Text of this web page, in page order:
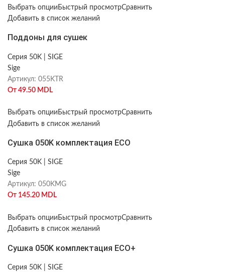
Выбрать опции Быстрый просмотрСравнить
Добавить в список желаний
Поддоны для сушек
Серия 50K | SIGE
Sige
Артикул: 055KTR
От 49.50 MDL
Выбрать опции Быстрый просмотрСравнить
Добавить в список желаний
Сушка 050K комплектация ECO
Серия 50K | SIGE
Sige
Артикул: 050KMG
От 145.20 MDL
Выбрать опции Быстрый просмотрСравнить
Добавить в список желаний
Сушка 050K комплектация ECO+
Серия 50K | SIGE